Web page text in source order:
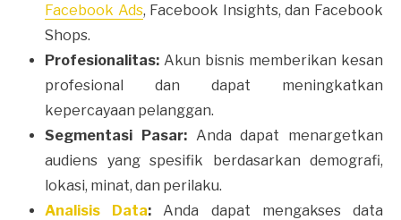
Facebook Ads, Facebook Insights, dan Facebook
Shops.
Profesionalitas: Akun bisnis memberikan kesan
profesional dan dapat meningkatkan
kepercayaan pelanggan.
Segmentasi Pasar:Anda dapat menargetkan
audiens yang spesifik berdasarkan demografi,
lokasi, minat, dan perilaku.
Analisis Data: Anda dapat mengakses data